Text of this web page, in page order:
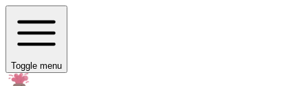
Toggle menu